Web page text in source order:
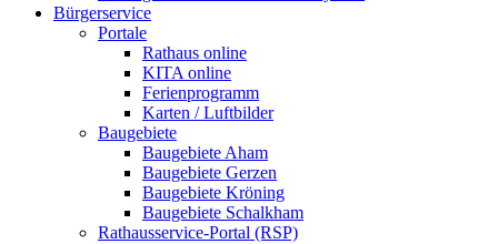
Bürgerservice
Portale
Rathaus online
KITA online
Ferienprogramm
Karten / Luftbilder
Baugebiete
Baugebiete Aham
Baugebiete Gerzen
Baugebiete Kröning
Baugebiete Schalkham
Rathausservice-Portal (RSP)